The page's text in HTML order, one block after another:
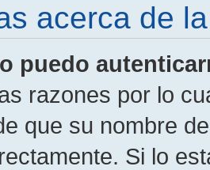
acerca de
puedo
razones por lo
que su nombre
Si lo